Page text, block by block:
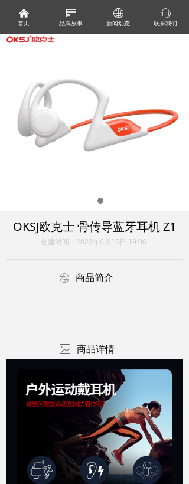
낀
首页
ꀔ
品牌故事
ꄓ
新闻动态
ꁱ
联系我们
OKSJ欧克士 骨传导蓝牙耳机 Z1
商品简介
创建时间： 2023年6月15日 19:06
商品详情
ꁵ
ꂈ